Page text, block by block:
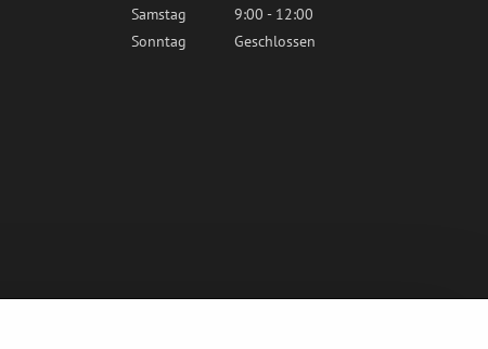
Samstag
9:00 - 12:00
Sonntag
Geschlossen